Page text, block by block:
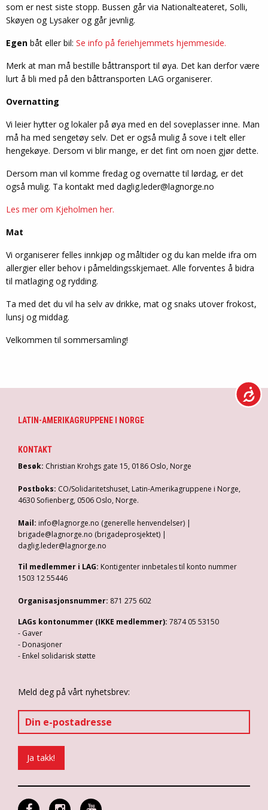
som er nest siste stopp. Bussen går via Nationalteateret, Solli,
Skøyen og Lysaker og går jevnlig.
Egen båt eller bil: Se info på feriehjemmets hjemmeside.
Merk at man må bestille båttransport til øya. Det kan derfor være
lurt å bli med på den båttransporten LAG organiserer.
Overnatting
Vi leier hytter og lokaler på øya med en del soveplasser inne. Man
må ha med sengetøy selv. Det er også mulig å sove i telt eller
hengekøye. Dersom vi blir mange, er det fint om noen gjør dette.
Dersom man vil komme fredag og overnatte til lørdag, er det
også mulig. Ta kontakt med daglig.leder@lagnorge.no
Les mer om Kjeholmen her.
Mat
Vi organiserer felles innkjøp og måltider og du kan melde ifra om
allergier eller behov i påmeldingsskjemaet. Alle forventes å bidra
til matlaging og rydding.
Ta med det du vil ha selv av drikke, mat og snaks utover frokost,
lunsj og middag.
Velkommen til sommersamling!
LATIN-AMERIKAGRUPPENE I NORGE
KONTAKT
Besøk: Christian Krohgs gate 15, 0186 Oslo, Norge
Postboks: CO/Solidaritetshuset, Latin-Amerikagruppene i Norge,
4630 Sofienberg, 0506 Oslo, Norge.
Mail: info@lagnorge.no (generelle henvendelser) |
brigade@lagnorge.no (brigadeprosjektet) |
daglig.leder@lagnorge.no
Til medlemmer i LAG: Kontigenter innbetales til konto nummer
1503 12 55446
Organisasjonsnummer: 871 275 602
LAGs kontonummer (IKKE medlemmer): 7874 05 53150
- Gaver
- Donasjoner
- Enkel solidarisk støtte
Meld deg på vårt nyhetsbrev: